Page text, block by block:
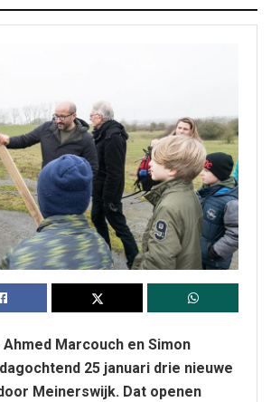
Marcouch en Simon
25 januari drie nieuwe
Meinerswijk. Dat openen